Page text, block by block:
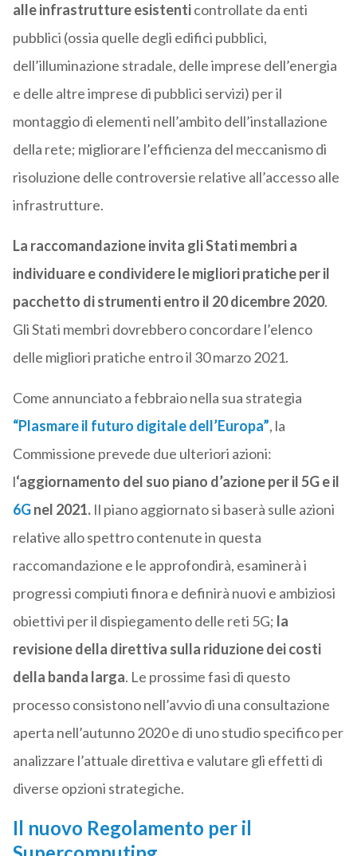
alle infrastrutture esistenticontrollate da enti
pubblici (ossia quelle degli edifici pubblici,
dell’illuminazione stradale, delle imprese dell’energia
e delle altre imprese di pubblici servizi) per il
montaggio di elementi nell’ambito dell’installazione
della rete; migliorare l’efficienza del meccanismo di
risoluzione delle controversie relative all’accesso alle
infrastrutture.
La raccomandazione invita gli Stati membri a
individuare e condividere le migliori pratiche per il
pacchetto di strumenti entro il 20 dicembre 2020.
Gli Stati membri dovrebbero concordare l’elenco
delle migliori pratiche entro il 30 marzo 2021.
Come annunciato a febbraio nella sua strategia
“Plasmare il futuro digitale dell’Europa”, la
Commissione prevede due ulteriori azioni:
l‘aggiornamento del suo piano d’azione per il 5G e il
6Gnel 2021.Il piano aggiornato si baserà sulle azioni
relative allo spettro contenute in questa
raccomandazione e le approfondirà, esaminerà i
progressi compiuti finora e definirà nuovi e ambiziosi
obiettivi per il dispiegamento delle reti 5G; la
revisione della direttiva sulla riduzione dei costi
della banda larga. Le prossime fasi di questo
processo consistono nell’avvio di una consultazione
aperta nell’autunno 2020 e di uno studio specifico per
analizzare l’attuale direttiva e valutare gli effetti di
diverse opzioni strategiche.
Il nuovo Regolamento per il